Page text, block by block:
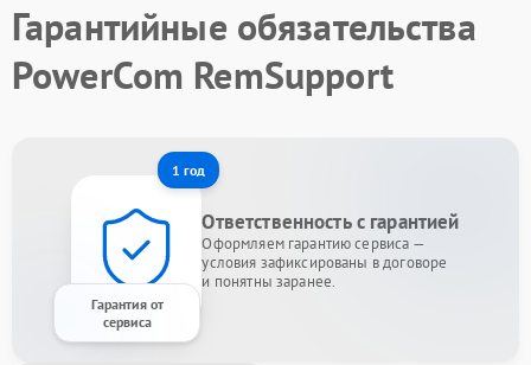
Гарантийные обязательства
PowerCom RemSupport
1 год
Гарантия от
сервиса
Ответственность с гарантией
Оформляем гарантию сервиса —
условия зафиксированы в договоре
и понятны заранее.